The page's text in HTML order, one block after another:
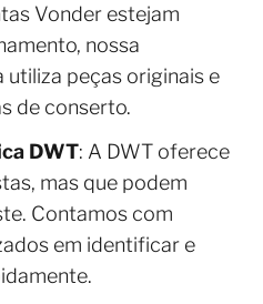
Vonder estejam
nossa
peças originais e
de conserto.
DWT: A DWT oferece
mas que podem
Contamos com
em identificar e